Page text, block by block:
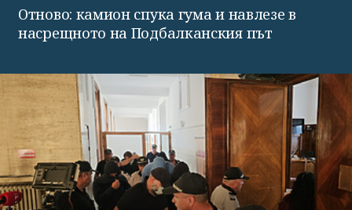
Отново: камион спука гума и навлезе в
насрещното на Подбалканския път